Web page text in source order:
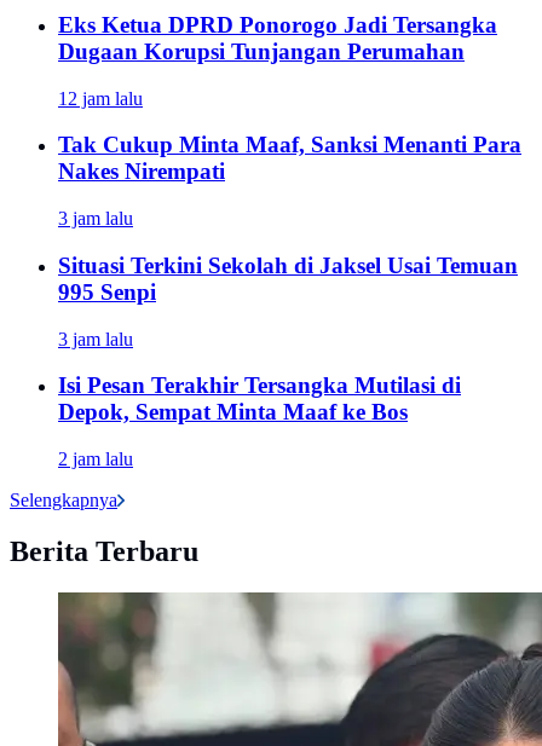
Eks Ketua DPRD Ponorogo Jadi Tersangka
Dugaan Korupsi Tunjangan Perumahan
12 jam lalu
Tak Cukup Minta Maaf, Sanksi Menanti Para
Nakes Nirempati
3 jam lalu
Situasi Terkini Sekolah di Jaksel Usai Temuan
995 Senpi
3 jam lalu
Isi Pesan Terakhir Tersangka Mutilasi di
Depok, Sempat Minta Maaf ke Bos
2 jam lalu
Selengkapnya
Berita Terbaru